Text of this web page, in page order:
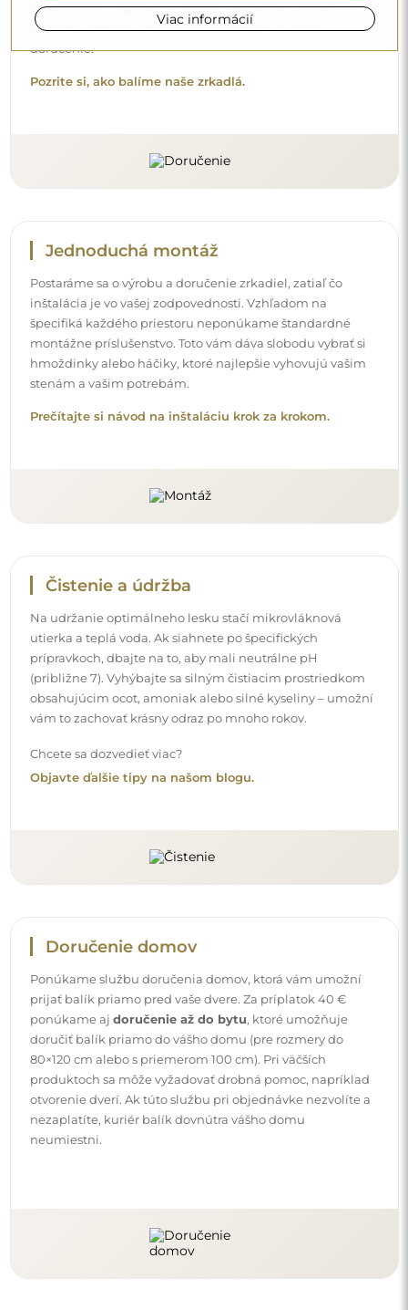
dodatočných poplatkov. Aj keď si objednáte zrkadlo
veľkých rozmerov, môžete sa spoľahnúť na rýchle
doručenie.
Pozrite si, ako balíme naše zrkadlá.
Jednoduchá montáž
Postaráme sa o výrobu a doručenie zrkadiel, zatiaľ čo
inštalácia je vo vašej zodpovednosti. Vzhľadom na
špecifiká každého priestoru neponúkame štandardné
montážne príslušenstvo. Toto vám dáva slobodu vybrať si
hmoždinky alebo háčiky, ktoré najlepšie vyhovujú vašim
stenám a vašim potrebám.
Prečítajte si návod na inštaláciu krok za krokom.
Čistenie a údržba
Na udržanie optimálneho lesku stačí mikrovláknová
utierka a teplá voda. Ak siahnete po špecifických
prípravkoch, dbajte na to, aby mali neutrálne pH
(približne 7). Vyhýbajte sa silným čistiacim prostriedkom
obsahujúcim ocot, amoniak alebo silné kyseliny – umožní
vám to zachovať krásny odraz po mnoho rokov.
Chcete sa dozvedieť viac?
Objavte ďalšie tipy na našom blogu.
Doručenie domov
Ponúkame službu doručenia domov, ktorá vám umožní
prijať balík priamo pred vaše dvere. Za príplatok 40 €
ponúkame aj doručenie až do bytu, ktoré umožňuje
doručiť balík priamo do vášho domu (pre rozmery do
80×120 cm alebo s priemerom 100 cm). Pri väčších
produktoch sa môže vyžadovať drobná pomoc, napríklad
otvorenie dverí. Ak túto službu pri objednávke nezvolíte a
nezaplatíte, kuriér balík dovnútra vášho domu
neumiestni.
Viac informácií